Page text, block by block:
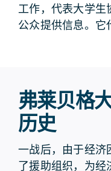
工作，代表大学生
公众提供信息。它
弗莱贝格
历史
一战后，由于经济
了援助组织，为经